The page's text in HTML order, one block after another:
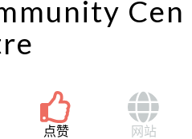
Cen
点赞 网站